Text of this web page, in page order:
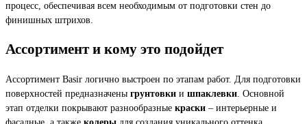
процесс, обеспечивая всем необходимым от подготовки стен до
финишных штрихов.
Ассортимент и кому это подойдет
Ассортимент Basir логично выстроен по этапам работ. Для подготовки
поверхностей предназначены грунтовки и шпаклевки . Основной
этап отделки покрывают разнообразные краски – интерьерные и